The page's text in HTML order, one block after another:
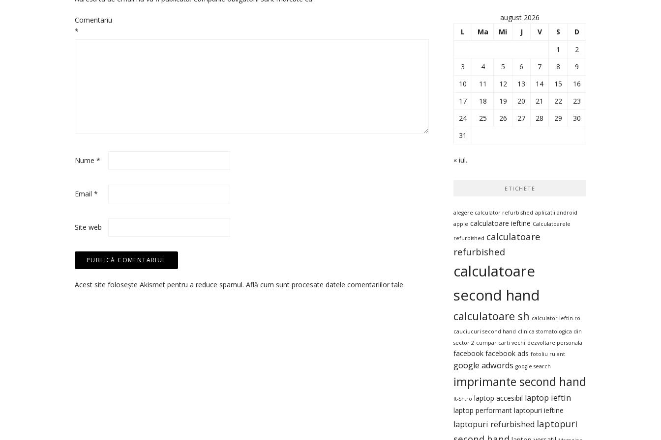
Comentariu
*
Nume *
Email *
Site web
Acest site folosește Akismet pentru a reduce spamul. Află cum sunt procesate datele comentariilor tale.
august 2026
L
Ma Mi J V S
D
1
2
3
4 5 6 7 8
9
10
11 12 13 14 15
16
17
18 19 20 21 22
23
24
25 26 27 28 29
30
31
« iul.
ETICHETE
alegere calculator refurbished aplicatii android
apple calculatoare ieftine Calculatoarele
refurbished calculatoare
refurbished
calculatoare
second hand
calculatoare sh calculator-ieftin.ro
cauciucuri second hand clinica stomatologica din
sector 2 cumpar carti vechi dezvoltare personala
facebook facebook ads fotoliu rulant
google adwords google search
imprimante second hand
It-Sh.ro laptop accesibil laptop ieftin
laptop performant laptopuri ieftine
laptopuri refurbished laptopuri